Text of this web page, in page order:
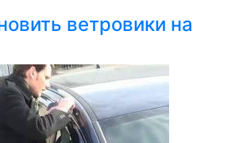
ветровики на